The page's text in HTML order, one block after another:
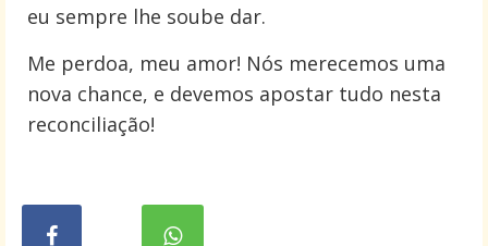
eu sempre lhe soube dar.
Me perdoa, meu amor! Nós merecemos uma
nova chance, e devemos apostar tudo nesta
reconciliação!